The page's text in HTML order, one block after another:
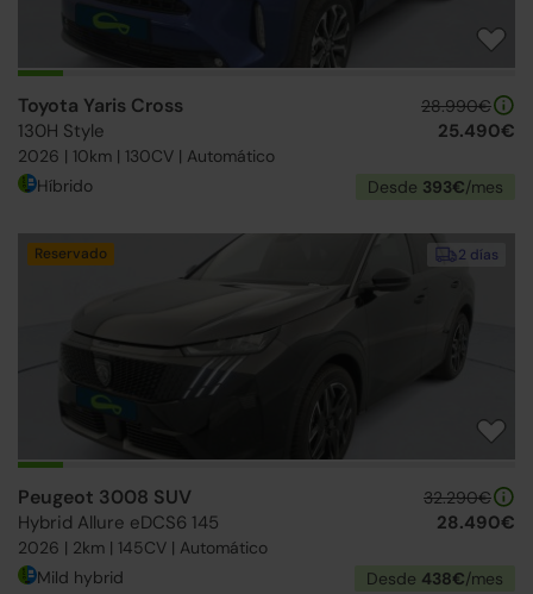
Toyota Yaris Cross
130H Style
2026 | 10km | 130CV | Automático
28.990€
25.490€
Híbrido Desde 393€/mes
2 días
Reservado
Peugeot 3008 SUV
Hybrid Allure eDCS6 145
2026 | 2km | 145CV | Automático
32.290€
28.490€
Mild hybrid Desde 438€/mes